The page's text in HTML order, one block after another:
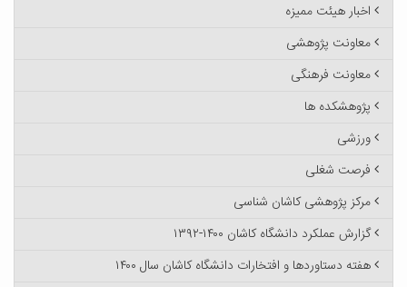
اخبار هیئت ممیزه
معاونت پژوهشی
معاونت فرهنگی
پژوهشکده ها
ورزشی
فرصت شغلی
مرکز پژوهشی کاشان شناسی
گزارش عملکرد دانشگاه کاشان ۱۴۰۰-۱۳۹۲
هفته دستاوردها و افتخارات دانشگاه کاشان سال ۱۴۰۰